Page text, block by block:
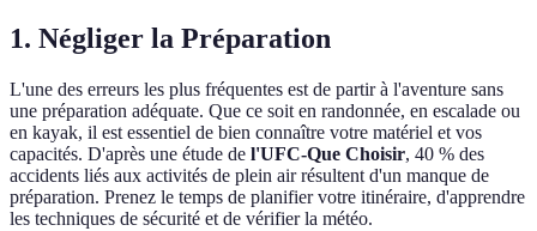
1. Négliger la Préparation
L'une des erreurs les plus fréquentes est de partir à l'aventure sans
une préparation adéquate. Que ce soit en randonnée, en escalade ou
en kayak, il est essentiel de bien connaître votre matériel et vos
capacités. D'après une étude de l'UFC-Que Choisir, 40 % des
accidents liés aux activités de plein air résultent d'un manque de
préparation. Prenez le temps de planifier votre itinéraire, d'apprendre
les techniques de sécurité et de vérifier la météo.